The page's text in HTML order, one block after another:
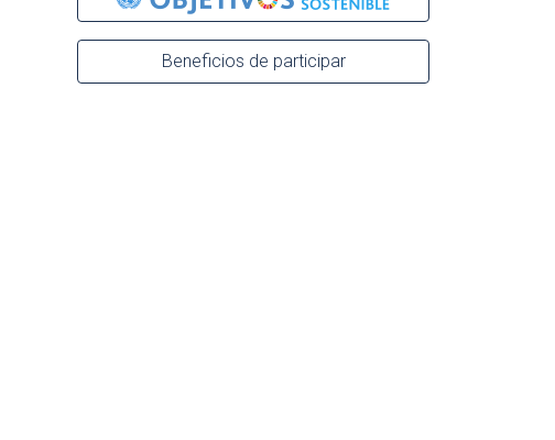
Beneficios de participar